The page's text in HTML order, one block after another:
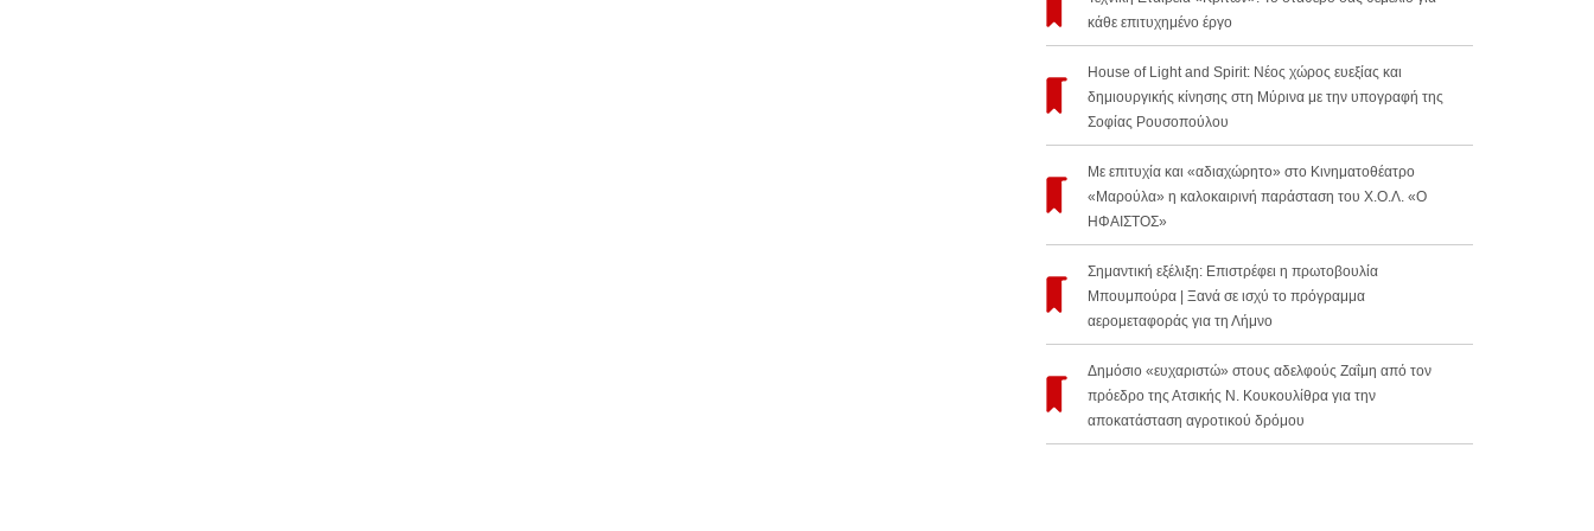
κάθε επιτυχημένο έργο
House of Light and Spirit: Νέος χώρος ευεξίας και
δημιουργικής κίνησης στη Μύρινα με την υπογραφή της
Σοφίας Ρουσοπούλου
Με επιτυχία και «αδιαχώρητο» στο Κινηματοθέατρο
«Μαρούλα» η καλοκαιρινή παράσταση του Χ.Ο.Λ. «Ο
ΗΦΑΙΣΤΟΣ»
Σημαντική εξέλιξη: Επιστρέφει η πρωτοβουλία
Μπουμπούρα | Ξανά σε ισχύ το πρόγραμμα
αερομεταφοράς για τη Λήμνο
Δημόσιο «ευχαριστώ» στους αδελφούς Ζαΐμη από τον
πρόεδρο της Ατσικής Ν. Κουκουλίθρα για την
αποκατάσταση αγροτικού δρόμου